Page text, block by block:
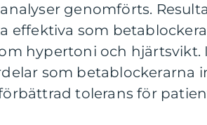
genomförts.
effektiva som
hypertoni och hjärtsvikt.
som betablockerarna
tolerans för